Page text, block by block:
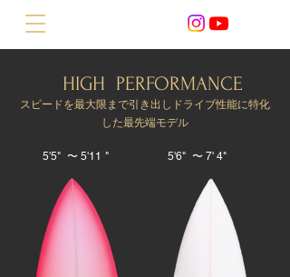
HIGH PERFORMANCE
スピードを最大限まで引き出しドライブ性能に特化
した最先端モデル
5'5" 〜 5'11 " 5'6" 〜 7' 4"